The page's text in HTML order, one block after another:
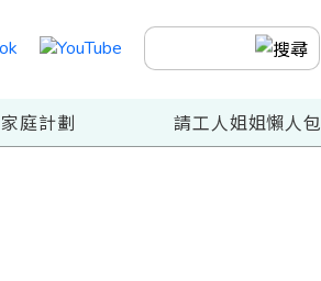
家庭計劃 請工人姐姐懶人包